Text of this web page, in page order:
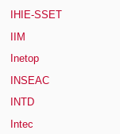
IHIE-SSET
IIM
Inetop
INSEAC
INTD
Intec